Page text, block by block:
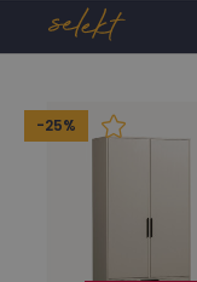
-25%